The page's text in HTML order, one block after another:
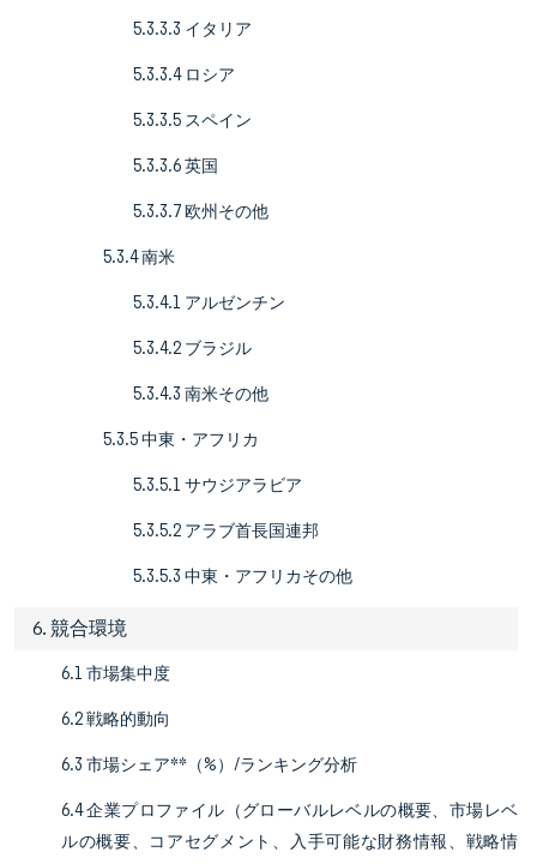
5.3.3.3 イタリア
5.3.3.4 ロシア
5.3.3.5 スペイン
5.3.3.6 英国
5.3.3.7 欧州その他
5.3.4 南米
5.3.4.1 アルゼンチン
5.3.4.2 ブラジル
5.3.4.3 南米その他
5.3.5 中東・アフリカ
5.3.5.1 サウジアラビア
5.3.5.2 アラブ首長国連邦
5.3.5.3 中東・アフリカその他
6. 競合環境
6.1 市場集中度
6.2 戦略的動向
6.3 市場シェア**（%）/ランキング分析
6.4 企業プロファイル（グローバルレベルの概要、市場レベ
ルの概要、コアセグメント、入手可能な財務情報、戦略情